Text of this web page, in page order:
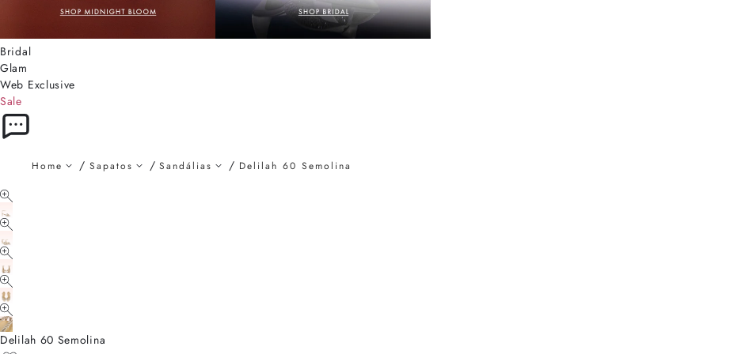
Bridal
Glam
Web Exclusive
Sale
Home Sapatos Sandálias Delilah 60 Semolina
Delilah 60 Semolina